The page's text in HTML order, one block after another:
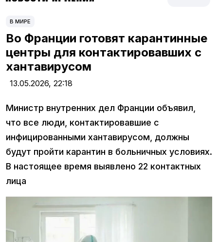
В МИРЕ
Во Франции готовят карантинные
центры для контактировавших с
хантавирусом
13.05.2026, 22:18
Министр внутренних дел Франции объявил,
что все люди, контактировавшие с
инфицированными хантавирусом, должны
будут пройти карантин в больничных условиях.
В настоящее время выявлено 22 контактных
лица